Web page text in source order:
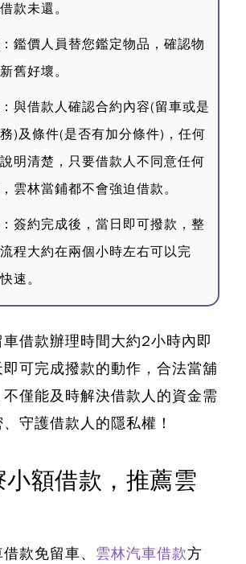
款未還。
鑑價人員替您鑑定物品，確認物
舊好壞。
與借款人確認合約內容(留車或是
)及條件(是否有加分條件)，任何
明清楚，只要借款人不同意任何
雲林當鋪都不會強迫借款。
簽約完成後，當日即可撥款，整
程大約在兩個小時左右可以完
速。
借款辦理時間大約2小時內即
可完成撥款的動作 ，合法當舖
僅能及時解決借款人的資金需
守護借款人的隱私權！
小額借款，推薦雲
款免留車、 雲林汽車借款方